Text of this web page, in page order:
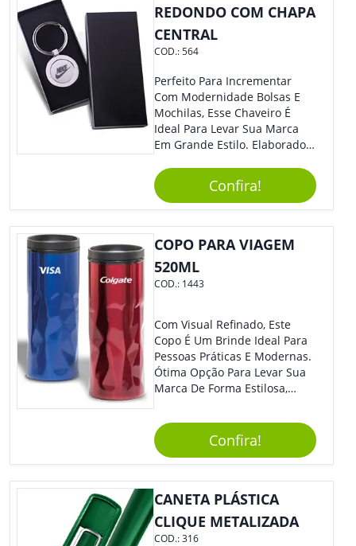
REDONDO COM CHAPA
CENTRAL
COD.:564
Perfeito Para Incrementar
Com Modernidade Bolsas E
Mochilas, Esse Chaveiro É
Ideal Para Levar Sua Marca
Em Grande Estilo. Elaborado A
O Brinde Se Adequa A
Diversos Públicos. Não Perca
A Chance De Elevar A
Visibilidade De Sua Empresa!
Confira!
COPO PARA VIAGEM
520ML
COD.: 1443
Com Visual Refinado, Este
Copo É Um Brinde Ideal Para
Pessoas Práticas E Modernas.
Ótima Opção Para Levar Sua
Marca De Forma Estilosa,
Empresa Em Eventos,
Reuniões Corporativas Ou Até
Mesmo Para Presentear
Colaboradores.
Confira!
CANETA PLÁSTICA
CLIQUE METALIZADA
COD.:316